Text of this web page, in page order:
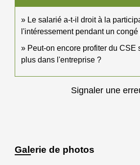
Le salarié a-t-il droit à la
l'intéressement pendant un
Peut-on encore profiter du CSE
plus dans l'entreprise ?
Signaler une
Galerie de photos